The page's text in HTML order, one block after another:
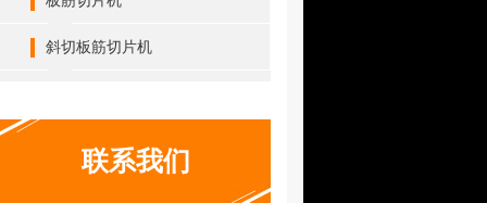
斜切板筋切片机
联系我们